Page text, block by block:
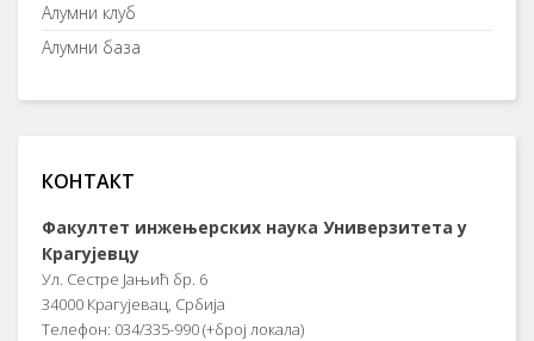
Алумни клуб
Алумни база
КОНТАКТ
Факултет инжењерских наука Универзитета у
Крагујевцу
Ул. Сестре Јањић бр. 6
34000 Крагујевац, Србија
Телефон: 034/335-990 (+број локала)